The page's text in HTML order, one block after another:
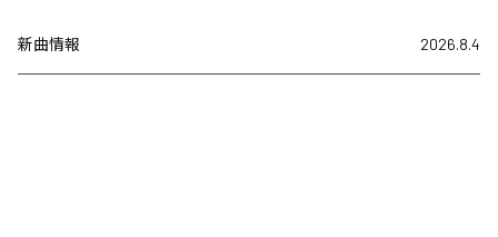
新曲情報 2026.8.4